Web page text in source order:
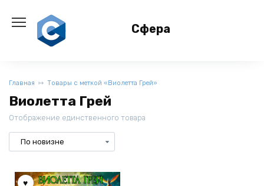
содержанию
Сфера
Главная Товары с меткой «Виолетта Грей»
Виолетта Грей
Отображение единственного товара